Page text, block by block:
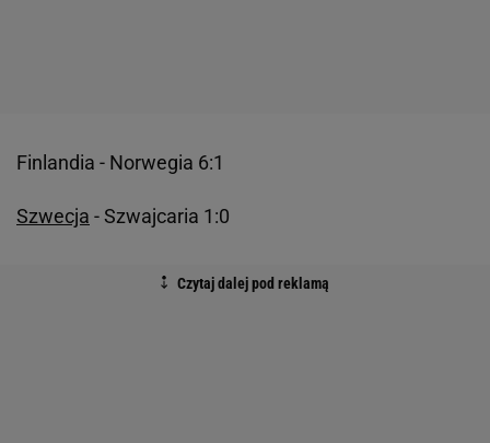
Finlandia - Norwegia 6:1
Szwecja - Szwajcaria 1:0